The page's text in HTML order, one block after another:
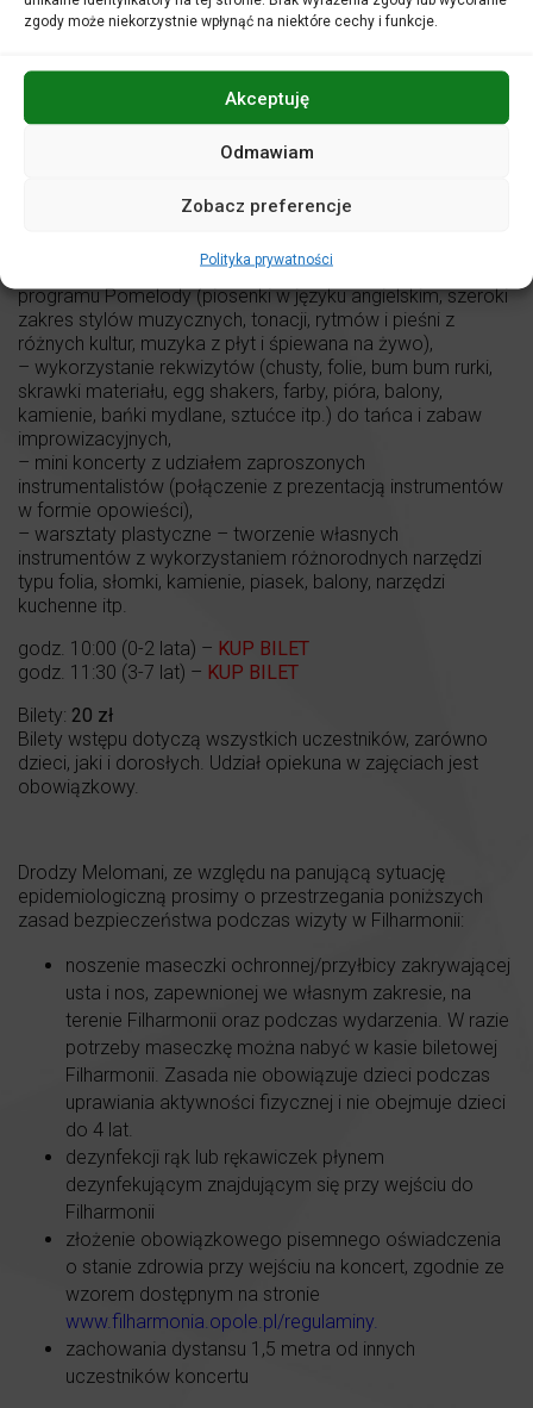
zgody może niekorzystnie wpłynąć na niektóre cechy i funkcje.
Akceptuję
Odmawiam
Zobacz preferencje
Polityka prywatności
miejscu. Mogą czuć się swobodnie!
Każde dziecko odkrywa muzykę we własny, wyjątkowy
– wspólna gra na instrumentach perkusyjnych,
melodii ludowych lub rytmów i pieśni z różnych kultur),
– wykorzystanie międzynarodowe e-learningowego
programu Pomelody (piosenki w języku angielskim, szeroki
zakres stylów muzycznych, tonacji, rytmów i pieśni z
różnych kultur, muzyka z płyt i śpiewana na żywo),
– wykorzystanie rekwizytów (chusty, folie, bum bum rurki,
skrawki materiału, egg shakers, farby, pióra, balony,
kamienie, bańki mydlane, sztućce itp.) do tańca i zabaw
improwizacyjnych,
– mini koncerty z udziałem zaproszonych
instrumentalistów (połączenie z prezentacją instrumentów
w formie opowieści),
– warsztaty plastyczne – tworzenie własnych
instrumentów z wykorzystaniem różnorodnych narzędzi
typu folia, słomki, kamienie, piasek, balony, narzędzi
kuchenne itp.
godz. 10:00 (0-2 lata) – KUP BILET
godz. 11:30 (3-7 lat) – KUP BILET
Bilety: 20 zł
Bilety wstępu dotyczą wszystkich uczestników, zarówno
dzieci, jaki i dorosłych. Udział opiekuna w zajęciach jest
obowiązkowy.
Drodzy Melomani, ze względu na panującą sytuację
epidemiologiczną prosimy o przestrzegania poniższych
zasad bezpieczeństwa podczas wizyty w Filharmonii:
noszenie maseczki ochronnej/przyłbicy zakrywającej
usta i nos, zapewnionej we własnym zakresie, na
terenie Filharmonii oraz podczas wydarzenia. W razie
potrzeby maseczkę można nabyć w kasie biletowej
Filharmonii. Zasada nie obowiązuje dzieci podczas
uprawiania aktywności fizycznej i nie obejmuje dzieci
do 4 lat.
dezynfekcji rąk lub rękawiczek płynem
dezynfekującym znajdującym się przy wejściu do
Filharmonii
złożenie obowiązkowego pisemnego oświadczenia
o stanie zdrowia przy wejściu na koncert, zgodnie ze
wzorem dostępnym na stronie
www.filharmonia.opole.pl/regulaminy.
zachowania dystansu 1,5 metra od innych
uczestników koncertu